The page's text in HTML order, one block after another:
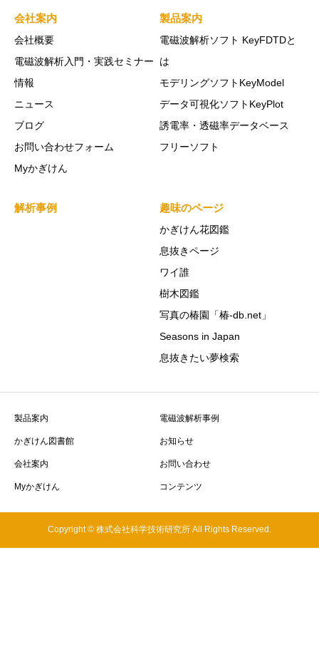
会社案内
会社概要
電磁波解析入門・実践セミナー
情報
ニュース
ブログ
お問い合わせフォーム
Myかぎけん
製品案内
電磁波解析ソフト KeyFDTDと
は
モデリングソフトKeyModel
データ可視化ソフトKeyPlot
誘電率・透磁率データベース
フリーソフト
解析事例 趣味のページ
かぎけん花図鑑
息抜きページ
ワイ誰
樹木図鑑
写真の椿園「椿-db.net」
Seasons in Japan
息抜きたい夢検索
製品案内 電磁波解析事例
かぎけん図書館 お知らせ
会社案内 お問い合わせ
Myかぎけん コンテンツ
Copyright © 株式会社科学技術研究所 All Rights Reserved.